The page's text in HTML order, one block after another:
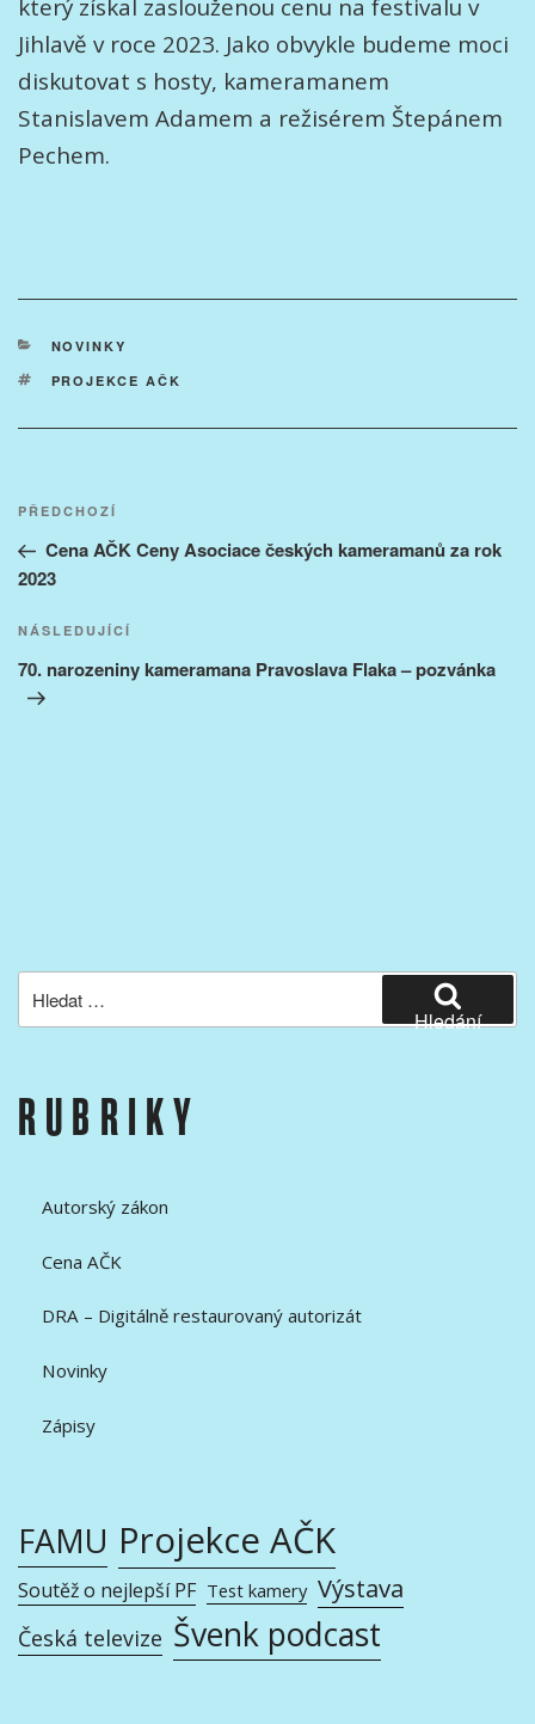
který získal zaslouženou cenu na festivalu v
Jihlavě v roce 2023. Jako obvykle budeme moci
diskutovat s hosty, kameramanem
Stanislavem Adamem a režisérem Štepánem
Pechem.
RUBRIKY
NOVINKY
ŠTÍTKY
PROJEKCE AČK
Navigace
příspěvek
Předchozí
příspěvek
PŘEDCHOZÍ
Cena AČK Ceny Asociace českých kameramanů za rok
2023
Následující
příspěvek
NÁSLEDUJÍCÍ
70. narozeniny kameramana Pravoslava Flaka – pozvánka
Hledání
RUBRIKY
Autorský zákon
Cena AČK
DRA – Digitálně restaurovaný autorizát
Novinky
Zápisy
FAMU Projekce AČK
Soutěž o nejlepší PF Test kamery Výstava
Česká televize Švenk podcast